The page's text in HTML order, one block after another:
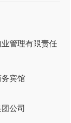
管理有限责任
宾馆
公司